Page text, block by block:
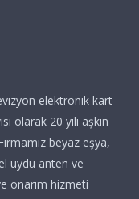
elektronik kart
olarak 20 yılı aşkın
beyaz eşya,
uydu anten ve
onarım hizmeti